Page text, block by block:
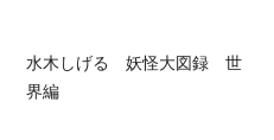
水木しげる 妖怪大図録 世
界編